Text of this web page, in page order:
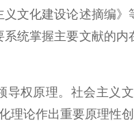
文化建设论述摘编
统掌握主要文献的
原理。社会主义文
理论作出重要原理性创